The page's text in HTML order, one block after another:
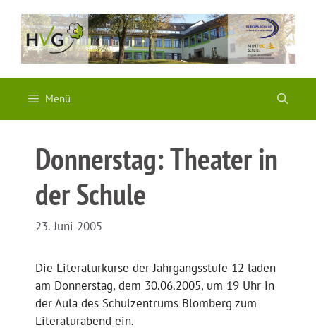
Inhalt
springen
Menü
Donnerstag: Theater in
der Schule
23. Juni 2005
Die Literaturkurse der Jahrgangsstufe 12 laden
am Donnerstag, dem 30.06.2005, um 19 Uhr in
der Aula des Schulzentrums Blomberg zum
Literaturabend ein.